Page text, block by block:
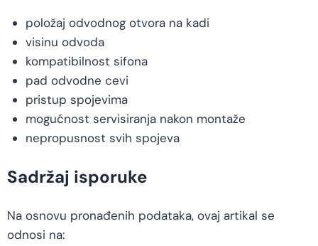
položaj odvodnog otvora na kadi
visinu odvoda
kompatibilnost sifona
pad odvodne cevi
pristup spojevima
mogućnost servisiranja nakon montaže
nepropusnost svih spojeva
Sadržaj isporuke
Na osnovu pronađenih podataka, ovaj artikal se
odnosi na: